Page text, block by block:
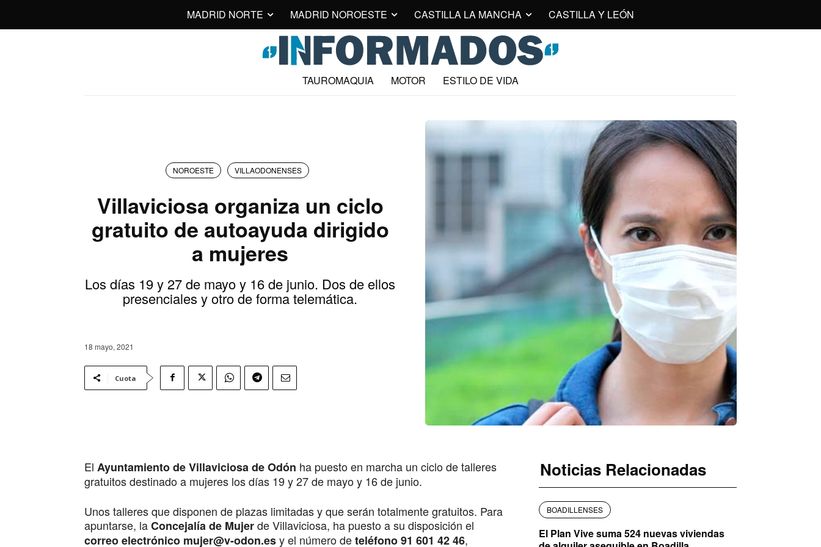
MADRID NORTE MADRID NOROESTE CASTILLA LA MANCHA CASTILLA Y LEÓN
TAUROMAQUIA MOTOR ESTILO DE VIDA
NOROESTE VILLAODONENSES
Villaviciosa organiza un ciclo
gratuito de autoayuda dirigido
a mujeres
Los días 19 y 27 de mayo y 16 de junio. Dos de ellos
presenciales y otro de forma telemática.
18 mayo, 2021
Cuota
El Ayuntamiento de Villaviciosa de Odón ha puesto en marcha un ciclo de talleres
gratuitos destinado a mujeres los días 19 y 27 de mayo y 16 de junio.
Unos talleres que disponen de plazas limitadas y que serán totalmente gratuitos. Para
apuntarse, laConcejalía de Mujerde Villaviciosa, ha puesto a su disposición el
correo electrónico mujer@v-odon.esy el número deteléfono 91 601 42 46,
Noticias Relacionadas
BOADILLENSES
El Plan Vive suma 524 nuevas viviendas